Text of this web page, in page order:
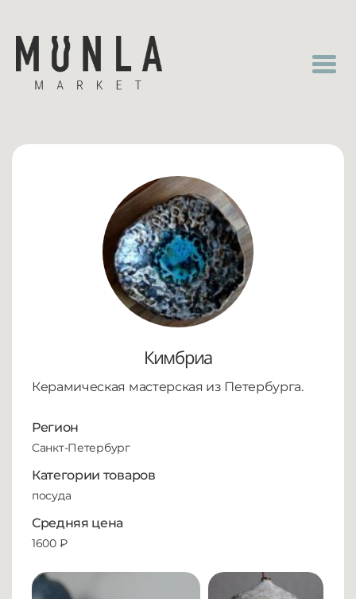
Кимбриа
Керамическая мастерская из Петербурга.
Регион
Санкт-Петербург
Категории товаров
посуда
Средняя цена
1600 ₽